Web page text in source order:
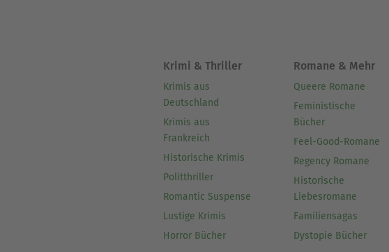
Krimi & Thriller
Krimis aus
Deutschland
Krimis aus
Frankreich
Historische Krimis
Politthriller
Romantic Suspense
Lustige Krimis
Horror Bücher
Romane & Mehr
Queere Romane
Feministische
Bücher
Feel-Good-Romane
Regency Romane
Historische
Liebesromane
Familiensagas
Dystopie Bücher